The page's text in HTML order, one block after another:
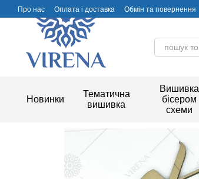
Перейти до основного контенту
Про нас Оплата і доставка Обмін та повернення
Новинки
Тематична
вишивка
Вишивка
бісером
схеми